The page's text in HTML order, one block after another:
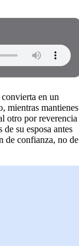
en un
mientras mantienes
otro por reverencia
su esposa antes
de confianza, no de